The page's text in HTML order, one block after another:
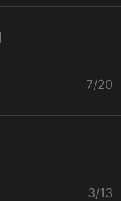
7/20
3/13